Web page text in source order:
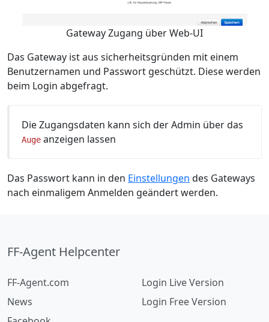
Gateway Zugang über Web-UI
Das Gateway ist aus sicherheitsgründen mit einem
Benutzernamen und Passwort geschützt. Diese werden
beim Login abgefragt.
Die Zugangsdaten kann sich der Admin über das
Auge anzeigen lassen
Das Passwort kann in den Einstellungen des Gateways
nach einmaligem Anmelden geändert werden.
FF-Agent Helpcenter
FF-Agent.com
News
Login Live Version
Login Free Version